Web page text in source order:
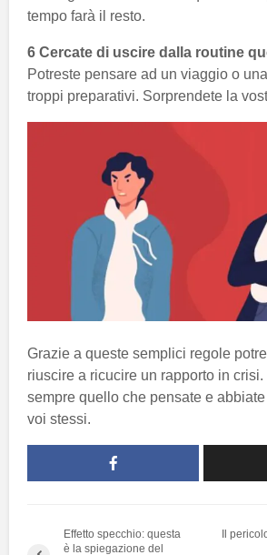
tempo farà il resto.
6 Cercate di uscire dalla routine
Potreste pensare ad un viaggio o
troppi preparativi. Sorprendete la
Grazie a queste semplici regole
riuscire a ricucire un rapporto in
sempre quello che pensate e
voi stessi.
Effetto specchio: questa
è la spiegazione del
Il